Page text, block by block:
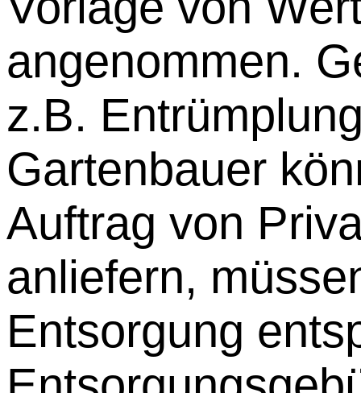
angenommen.
z.B.
Gartenbauer
Auftrag von
anliefern,
Entsorgung